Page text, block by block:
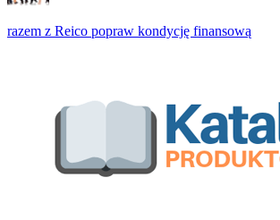
razem z Reico popraw kondycję finansową